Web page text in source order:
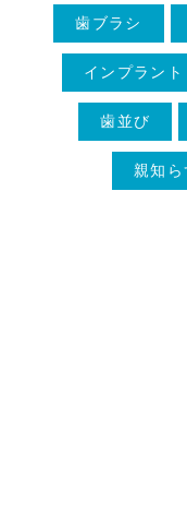
歯ブラシ
インプラント
歯並び
親知ら